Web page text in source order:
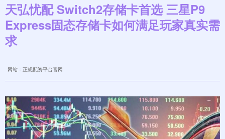
天弘忧配 Switch2存储卡首选 三星P9
Express固态存储卡如何满足玩家真实需
求
网站：正规配资平台官网